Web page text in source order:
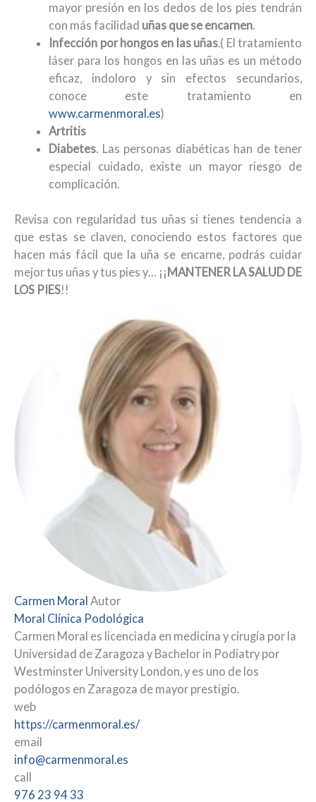
mayor presión en los dedos de los pies tendrán
con más facilidad uñas que se encarnen.
Infección por hongos en las uñas.( El tratamiento
láser para los hongos en las uñas es un método
eficaz, indoloro y sin efectos secundarios,
conoce este tratamiento en
www.carmenmoral.es)
Artritis
Diabetes. Las personas diabéticas han de tener
especial cuidado, existe un mayor riesgo de
complicación.
Revisa con regularidad tus uñas si tienes tendencia a
que estas se claven, conociendo estos factores que
hacen más fácil que la uña se encarne, podrás cuidar
mejor tus uñas y tus pies y… ¡¡MANTENER LA SALUD DE
LOS PIES!!
Carmen Moral Autor
Moral Clínica Podológica
Carmen Moral es licenciada en medicina y cirugía por la
Universidad de Zaragoza y Bachelor in Podiatry por
Westminster University London, y es uno de los
podólogos en Zaragoza de mayor prestigio.
web
https://carmenmoral.es/
email
info@carmenmoral.es
call
976 23 94 33